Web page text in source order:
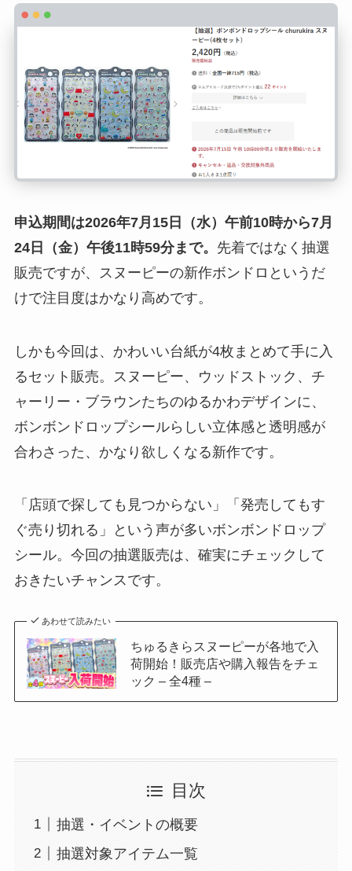
申込期間は2026年7月15日（水）午前10時から7月
24日（金）午後11時59分まで。 先着ではなく抽選
販売ですが、スヌーピーの新作ボンドロというだ
けで注目度はかなり高めです。
しかも今回は、かわいい台紙が4枚まとめて手に入
るセット販売。スヌーピー、ウッドストック、チ
ャーリー・ブラウンたちのゆるかわデザインに、
ボンボンドロップシールらしい立体感と透明感が
合わさった、かなり欲しくなる新作です。
「店頭で探しても見つからない」「発売してもす
ぐ売り切れる」という声が多いボンボンドロップ
シール。今回の抽選販売は、確実にチェックして
おきたいチャンスです。
あわせて読みたい
ちゅるきらスヌーピーが各地で入
荷開始！販売店や購入報告をチェ
ック – 全4種 –
目次
抽選・イベントの概要
抽選対象アイテム一覧